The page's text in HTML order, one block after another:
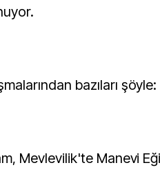
bazıları şöyle:
Mevlevilik'te Manevi